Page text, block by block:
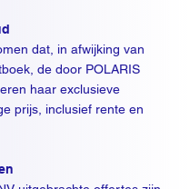
dat, in afwijking van
de door POLARIS
haar exclusieve
prijs, inclusief rente en